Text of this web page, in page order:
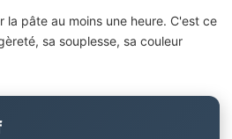
la pâte au moins une heure. C'est ce
sa souplesse, sa couleur